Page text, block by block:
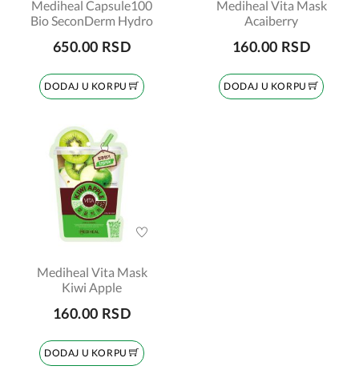
Mediheal Capsule100
Bio SeconDerm Hydro
650.00 RSD
DODAJ U KORPU
Mediheal Vita Mask
Acaiberry
160.00 RSD
DODAJ U KORPU
Mediheal Vita Mask
Kiwi Apple
160.00 RSD
DODAJ U KORPU